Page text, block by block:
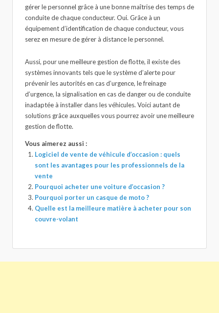
gérer le personnel grâce à une bonne maîtrise des temps de
conduite de chaque conducteur. Oui. Grâce à un
équipement d’identification de chaque conducteur, vous
serez en mesure de gérer à distance le personnel.
Aussi, pour une meilleure gestion de flotte, il existe des
systèmes innovants tels que le système d’alerte pour
prévenir les autorités en cas d’urgence, le freinage
d’urgence, la signalisation en cas de danger ou de conduite
inadaptée à installer dans les véhicules. Voici autant de
solutions grâce auxquelles vous pourrez avoir une meilleure
gestion de flotte.
Vous aimerez aussi :
Logiciel de vente de véhicule d’occasion : quels
sont les avantages pour les professionnels de la
vente
Pourquoi acheter une voiture d’occasion ?
Pourquoi porter un casque de moto ?
Quelle est la meilleure matière à acheter pour son
couvre-volant